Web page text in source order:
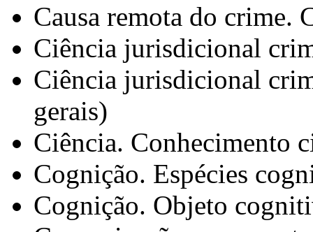
Causa remota do
Ciência jurisdicional
Ciência jurisdicional
gerais)
Ciência. Conhecimento
Cognição. Espécies
Cognição. Objeto